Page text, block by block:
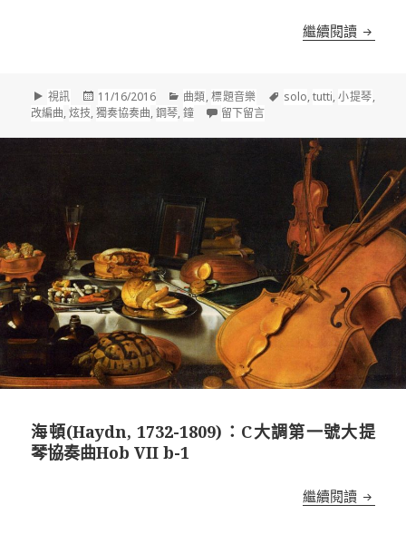
繼續閱讀 向前
格
式
視訊
發
佈
11/16/2016
分
類
曲類,標題音樂
標
solo,tutti,小提琴,
改編曲,炫技,獨奏協奏曲,鋼琴,鐘 留下留言在 向前輩致敬｜帕格尼尼
海頓(Haydn, 1732-1809)：C大調第一號大提
琴協奏曲Hob VII b-1
繼續閱讀 海頓